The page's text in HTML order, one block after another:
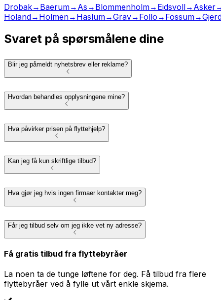
Drobak→ Baerum→ As → Blommenholm→ Eidsvoll→ Asker
Holand→ Holmen→ Haslum→Grav→ Follo → Fossum→
Svaret på spørsmålene dine
Blir jeg påmeldt nyhetsbrev eller reklame?
Hvordan behandles opplysningene mine?
Hva påvirker prisen på flyttehjelp?
Kan jeg få kun skriftlige tilbud?
Hva gjør jeg hvis ingen firmaer kontakter meg?
Får jeg tilbud selv om jeg ikke vet ny adresse?
Få gratis tilbud fra flyttebyråer
La noen ta de tunge løftene for deg. Få tilbud fra flere
flyttebyråer ved å fylle ut vårt enkle skjema.